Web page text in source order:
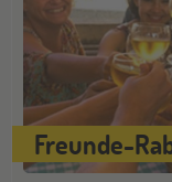
21
NOV
Freunde-